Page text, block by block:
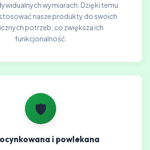
wymiarach. Dzięki temu
nasze produkty do swoich
potrzeb, co zwiększa ich
funkcjonalność.
🛡️
i powlekana